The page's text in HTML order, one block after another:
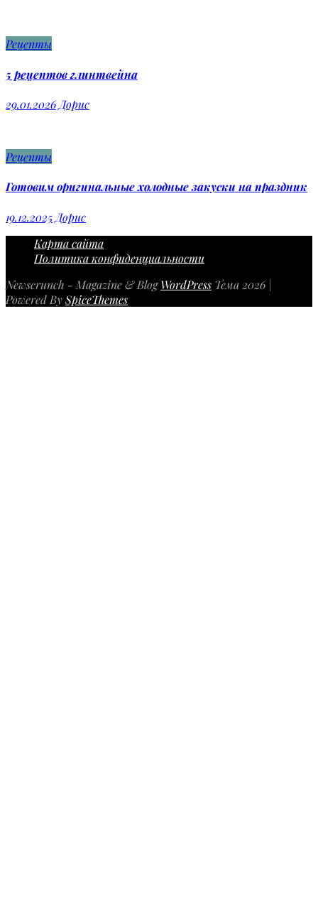
Рецепты
5 рецептов глинтвейна
29.01.2026 Дорис
Рецепты
Готовим оригинальные холодные закуски на праздник
19.12.2025 Дорис
Карта сайта
Политика конфиденциальности
Newscrunch - Magazine & BlogWordPress Тема 2026 |
Powered BySpiceThemes